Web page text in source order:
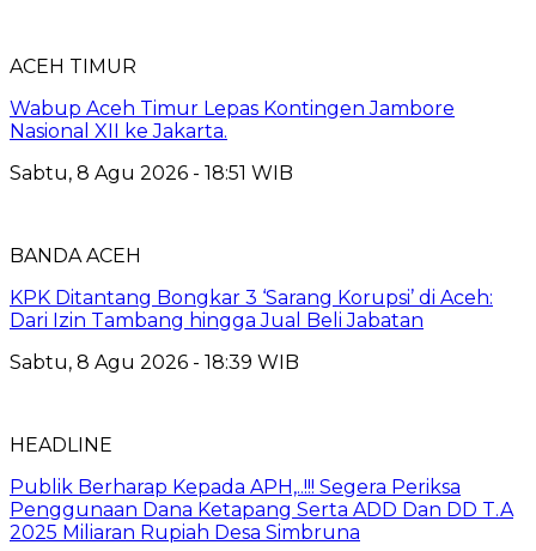
ACEH TIMUR
Wabup Aceh Timur Lepas Kontingen Jambore
Nasional XII ke Jakarta.
Sabtu, 8 Agu 2026 - 18:51 WIB
BANDA ACEH
KPK Ditantang Bongkar 3 ‘Sarang Korupsi’ di Aceh:
Dari Izin Tambang hingga Jual Beli Jabatan
Sabtu, 8 Agu 2026 - 18:39 WIB
HEADLINE
Publik Berharap Kepada APH,..!!! Segera Periksa
Penggunaan Dana Ketapang Serta ADD Dan DD T.A
2025 Miliaran Rupiah Desa Simbruna